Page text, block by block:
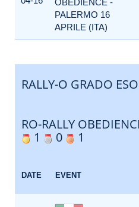
OBEDIENCE -
PALERMO 16
APRILE (ITA)
RALLY-O GRADO
RO-RALLY
1
0 1
DATE EVENT